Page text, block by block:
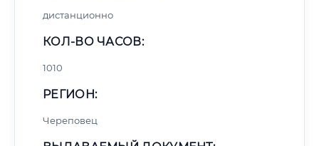
дистанционно
КОЛ-ВО ЧАСОВ:
1010
РЕГИОН:
Череповец